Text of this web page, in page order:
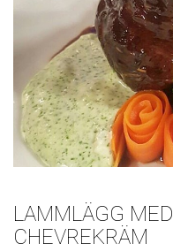
LAMMLÄGG MED
CHEVREKRÄM